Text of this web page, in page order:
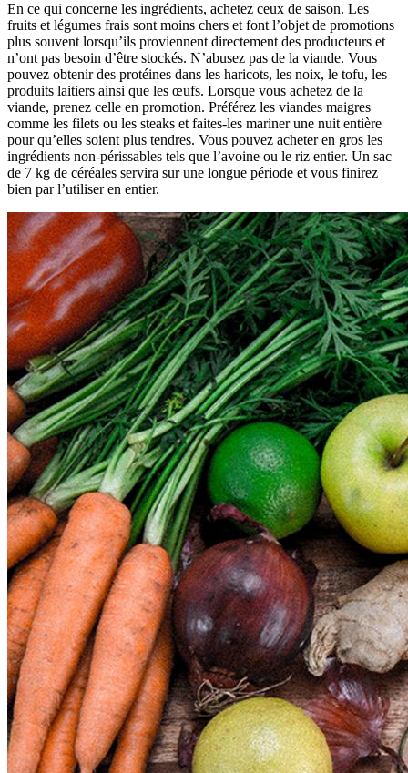
En ce qui concerne les ingrédients, achetez ceux de saison. Les
fruits et légumes frais sont moins chers et font l’objet de promotions
plus souvent lorsqu’ils proviennent directement des producteurs et
n’ont pas besoin d’être stockés. N’abusez pas de la viande. Vous
pouvez obtenir des protéines dans les haricots, les noix, le tofu, les
produits laitiers ainsi que les œufs. Lorsque vous achetez de la
viande, prenez celle en promotion. Préférez les viandes maigres
comme les filets ou les steaks et faites-les mariner une nuit entière
pour qu’elles soient plus tendres. Vous pouvez acheter en gros les
ingrédients non-périssables tels que l’avoine ou le riz entier. Un sac
de 7 kg de céréales servira sur une longue période et vous finirez
bien par l’utiliser en entier.